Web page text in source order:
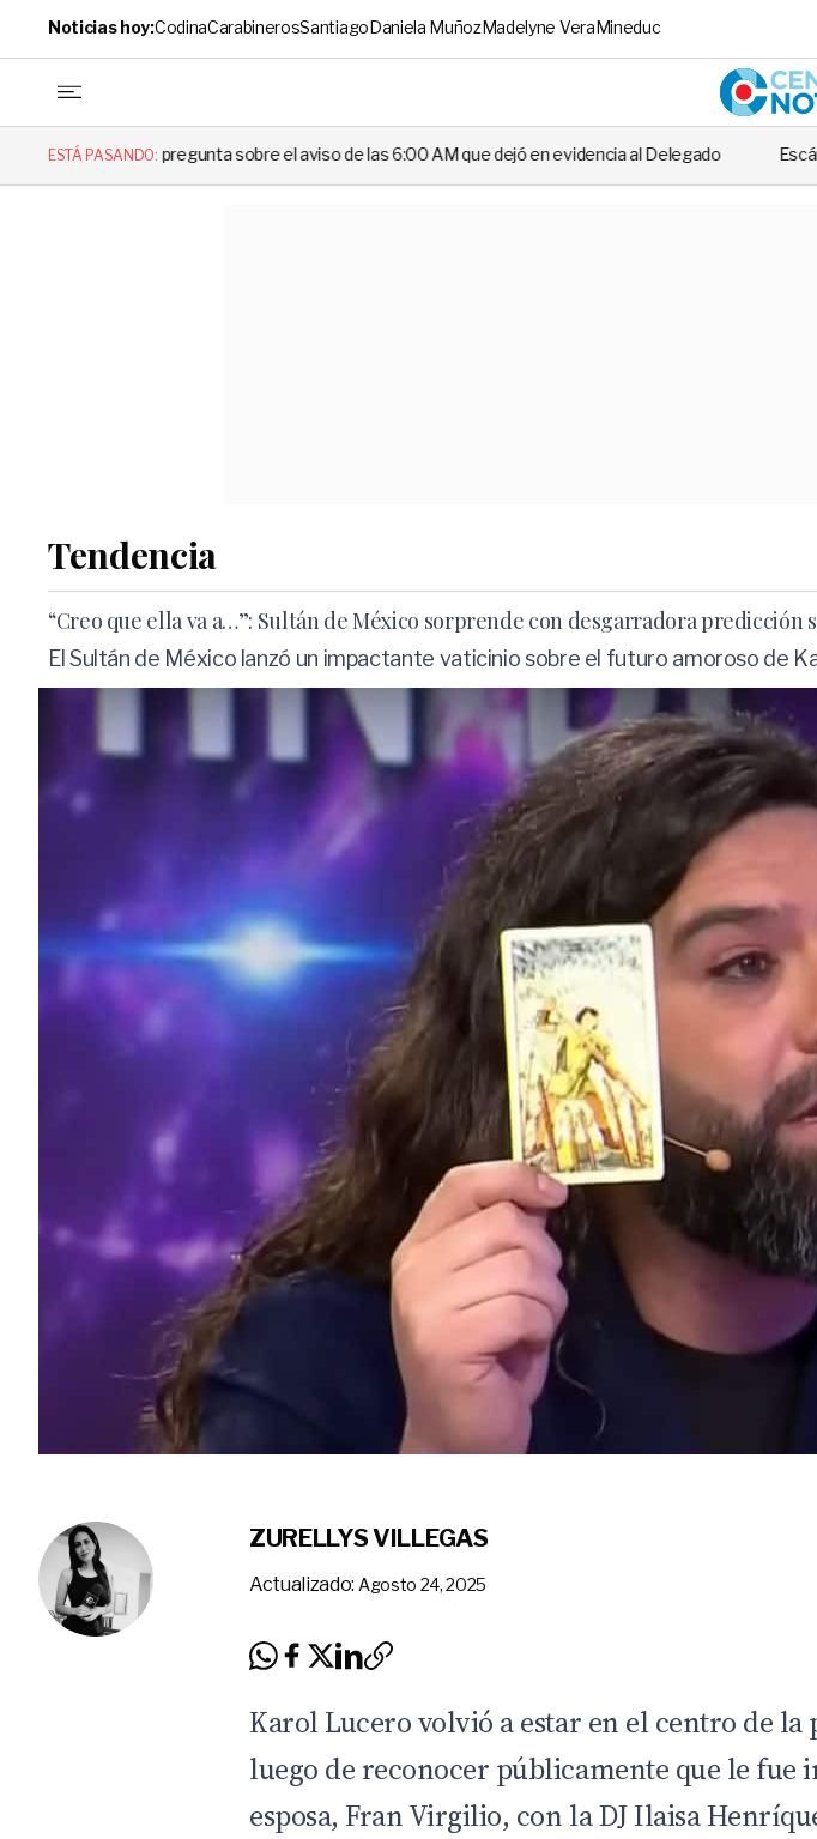
Noticias hoy:CodinaCarabinerosSantiagoDaniela MuñozMadelyne VeraMineduc
ESTÁ PASANDO:
sobre el aviso de las 6:00 AM que dejó en evidencia al Delegado Escándalo en el fútbol
Tendencia
“Creo que ella va a…”: Sultán de México sorprende con desgarradora predicción
El Sultán de México lanzó un impactante vaticinio sobre el futuro amoroso de
ZURELLYS VILLEGAS
Actualizado: Agosto 24, 2025
Karol Lucero volvió a estar en el centro de la
luego de reconocer públicamente que le fue
esposa, Fran Virgilio, con la DJ Ilaisa